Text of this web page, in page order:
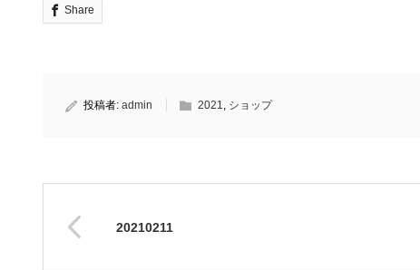
Share
投稿者: admin 2021 ショップ
20210211